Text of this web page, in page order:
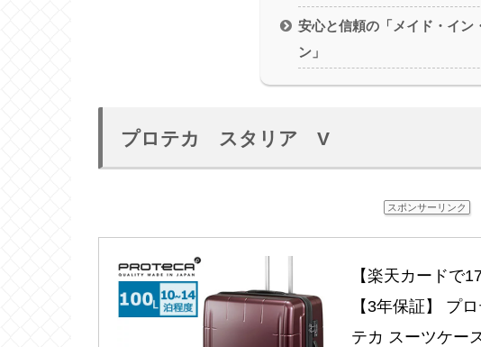
安心と信頼の「メイド・イン
ン」
プロテカ スタリア V
スポンサーリンク
【楽天カードで
【3年保証】 プ
テカ スーツケー